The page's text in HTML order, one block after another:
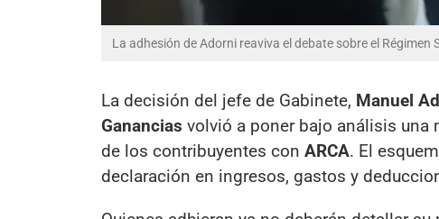
La adhesión de Adorni reaviva el debate sobre el Régimen
La decisión del jefe de Gabinete, Manuel
Ganancias volvió a poner bajo análisis una
de los contribuyentes con ARCA. El
declaración en ingresos, gastos y